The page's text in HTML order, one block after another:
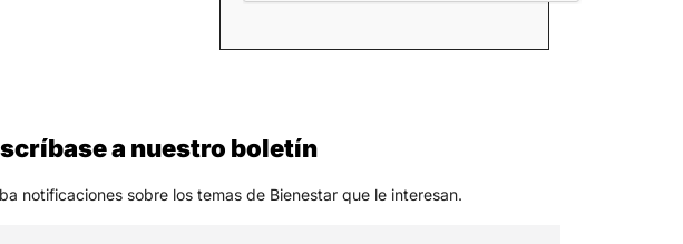
a nuestro boletín
notificaciones sobre los temas de Bienestar que le interesan.